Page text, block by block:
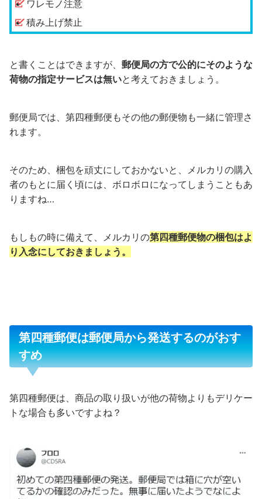
ワレモノ注意
積み上げ禁止
と書くことはできますが、 郵便局の方で公的にそのような
荷物の指定サービスは無いと考えておきましょう。
郵便局では、第四種郵便もその他の郵便物も一緒に管理さ
れます。
そのため、梱包を頑丈にしておかないと、メルカリの購入
者のもとに届く頃には、ボロボロになってしまうこともあ
りますね…
もしもの時に備えて、メルカリの第四種郵便物の梱包はよ
り入念にしておきましょう。
第四種郵便は郵便局から発送するのがおす
すめ
第四種郵便は、商品の取り扱いが他の荷物よりもデリケー
トな場合も多いですよね？